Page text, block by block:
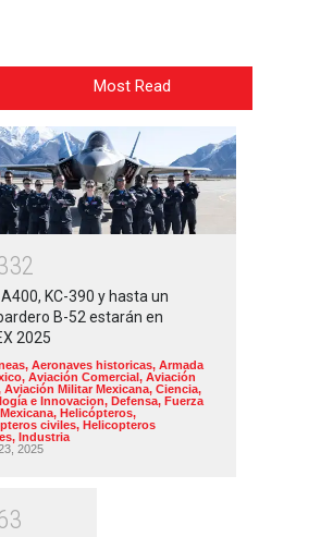
Most Read
32
A400, KC-390 y hasta un
B-52 estarán en
2025
, Aeronaves historicas, Armada
, Aviación Comercial, Aviación
Aviación Militar Mexicana, Ciencia,
e Innovacion, Defensa, Fuerza
, Helicópteros,
civiles, Helicopteros
, Industria
2025
3